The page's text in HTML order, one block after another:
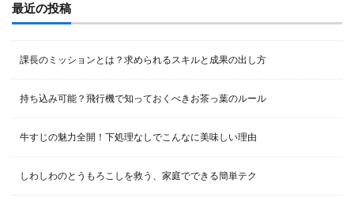
最近の投稿
課長のミッションとは？求められるスキルと成果の出し方
持ち込み可能？飛行機で知っておくべきお茶っ葉のルール
牛すじの魅力全開！下処理なしでこんなに美味しい理由
しわしわのとうもろこしを救う、家庭でできる簡単テク